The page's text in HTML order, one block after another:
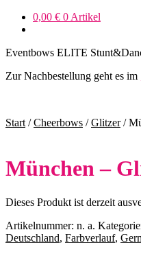
0,00 € 0 Artikel
Eventbows ELITE
Zur Nachbestellung geht es im
Start /Cheerbows /Glitzer/
München –
Dieses Produkt ist derzeit
Artikelnummer: n. a.
Deutschland, Farbverlauf,